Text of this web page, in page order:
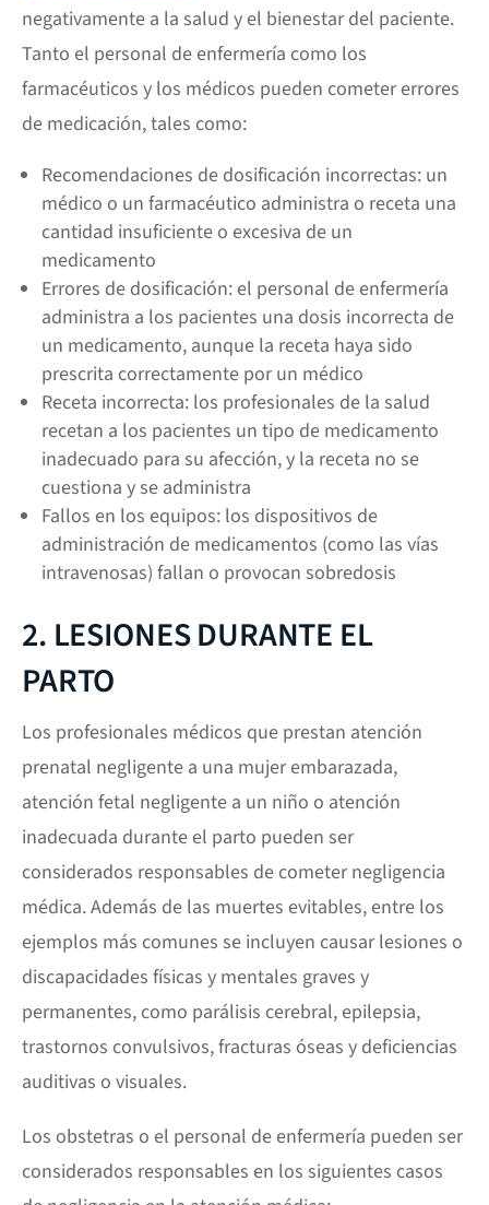
negativamente a la salud y el bienestar del paciente.
Tanto el personal de enfermería como los
farmacéuticos y los médicos pueden cometer errores
de medicación, tales como:
Recomendaciones de dosificación incorrectas: un
médico o un farmacéutico administra o receta una
cantidad insuficiente o excesiva de un
medicamento
Errores de dosificación: el personal de enfermería
administra a los pacientes una dosis incorrecta de
un medicamento, aunque la receta haya sido
prescrita correctamente por un médico
Receta incorrecta: los profesionales de la salud
recetan a los pacientes un tipo de medicamento
inadecuado para su afección, y la receta no se
cuestiona y se administra
Fallos en los equipos: los dispositivos de
administración de medicamentos (como las vías
intravenosas) fallan o provocan sobredosis
2. LESIONES DURANTE EL
PARTO
Los profesionales médicos que prestan atención
prenatal negligente a una mujer embarazada,
atención fetal negligente a un niño o atención
inadecuada durante el parto pueden ser
considerados responsables de cometer negligencia
médica. Además de las muertes evitables, entre los
ejemplos más comunes se incluyen causar lesiones o
discapacidades físicas y mentales graves y
permanentes, como parálisis cerebral, epilepsia,
trastornos convulsivos, fracturas óseas y deficiencias
auditivas o visuales.
Los obstetras o el personal de enfermería pueden ser
considerados responsables en los siguientes casos